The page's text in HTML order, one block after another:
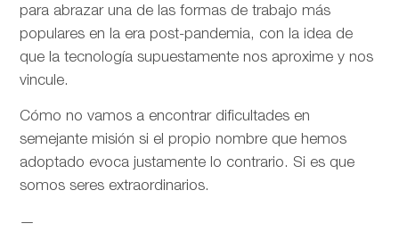
para abrazar una de las formas de trabajo más
populares en la era post-pandemia, con la idea de
que la tecnología supuestamente nos aproxime y nos
vincule.
Cómo no vamos a encontrar dificultades en
semejante misión si el propio nombre que hemos
adoptado evoca justamente lo contrario. Si es que
somos seres extraordinarios.
—